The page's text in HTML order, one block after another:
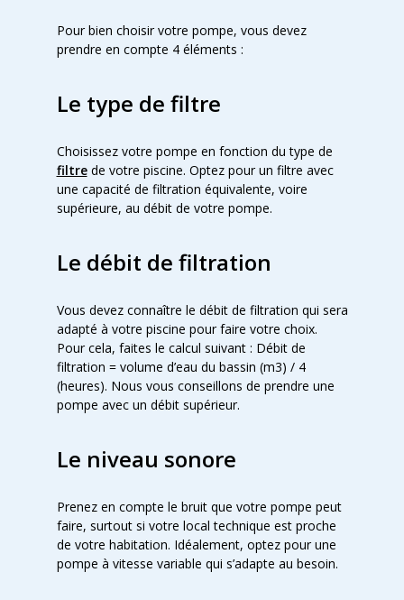
Pour bien choisir votre pompe, vous devez
prendre en compte 4 éléments :
Le type de filtre
Choisissez votre pompe en fonction du type de
filtrede votre piscine. Optez pour un filtre avec
une capacité de filtration équivalente, voire
supérieure, au débit de votre pompe.
Le débit de filtration
Vous devez connaître le débit de filtration qui sera
adapté à votre piscine pour faire votre choix.
Pour cela, faites le calcul suivant : Débit de
filtration = volume d’eau du bassin (m3) / 4
(heures). Nous vous conseillons de prendre une
pompe avec un débit supérieur.
Le niveau sonore
Prenez en compte le bruit que votre pompe peut
faire, surtout si votre local technique est proche
de votre habitation. Idéalement, optez pour une
pompe à vitesse variable qui s’adapte au besoin.